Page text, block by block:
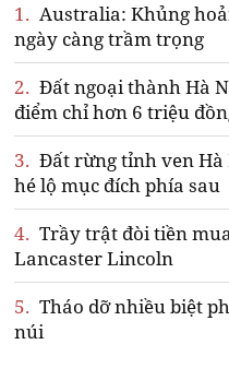
1. Australia: Khủng
ngày càng trầm trọng
2. Đất ngoại thành Hà
điểm chỉ hơn 6 triệu
3. Đất rừng tỉnh ven Hà
hé lộ mục đích phía sau
4. Trầy trật đòi tiền
Lancaster Lincoln
5. Tháo dỡ nhiều biệt
núi